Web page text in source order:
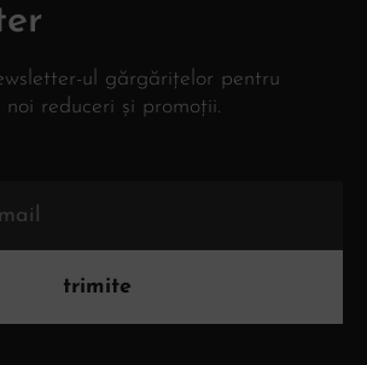
ul gărgărițelor pentru
noi reduceri și promoții.
trimite